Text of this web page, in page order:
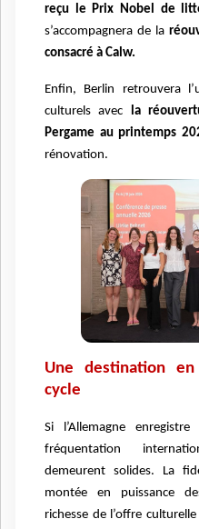
reçu le Prix Nobel de
s’accompagnera de la
consacré à Calw.
Enfin, Berlin retrouvera
culturels avec
la
Pergame au printemps
rénovation.
Une destination
cycle
Si l’Allemagne
fréquentation
demeurent solides. La
montée en puissance
richesse de l’offre